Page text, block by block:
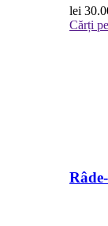
lei
Cărți